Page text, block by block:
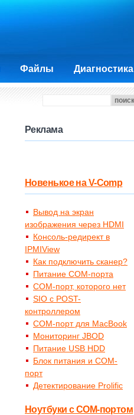
Файлы Диагностика
Реклама
Новенькое на V-Comp
Вывод на экран
изображения через HDMI
Консоль-редирект в
IPMIView
Как подключить сканер?
Питание COM-порта
COM-порт, которого нет
SIO с POST-
контроллером
COM-порт для MacBook
Мониторинг JBOD
Питание USB HDD
Блок питания и COM-
порт
Детектирование Prolific
Ноутбуки с COM-портом